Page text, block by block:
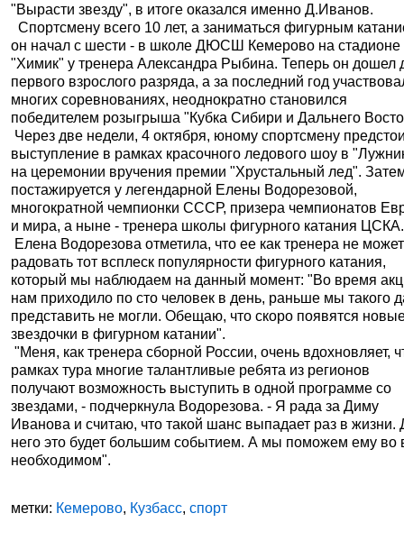
"Вырасти звезду", в итоге оказался именно Д.Иванов.
Спортсмену всего 10 лет, а заниматься фигурным
он начал с шести - в школе ДЮСШ Кемерово на стадионе
"Химик" у тренера Александра Рыбина. Теперь он дошел
первого взрослого разряда, а за последний год
многих соревнованиях, неоднократно становился
победителем розыгрыша "Кубка Сибири и Дальнего
Через две недели, 4 октября, юному спортсмену
выступление в рамках красочного ледового шоу в
на церемонии вручения премии "Хрустальный лед".
постажируется у легендарной Елены Водорезовой,
многократной чемпионки СССР, призера чемпионатов
и мира, а ныне - тренера школы фигурного катания ЦСКА.
Елена Водорезова отметила, что ее как тренера не
радовать тот всплеск популярности фигурного катания,
который мы наблюдаем на данный момент: "Во время
нам приходило по сто человек в день, раньше мы такого
представить не могли. Обещаю, что скоро появятся
звездочки в фигурном катании".
"Меня, как тренера сборной России, очень вдохновляет,
рамках тура многие талантливые ребята из регионов
получают возможность выступить в одной программе со
звездами, - подчеркнула Водорезова. - Я рада за Диму
Иванова и считаю, что такой шанс выпадает раз в жизни.
него это будет большим событием. А мы поможем ему во
необходимом".
метки: Кемерово, Кузбасс,спорт